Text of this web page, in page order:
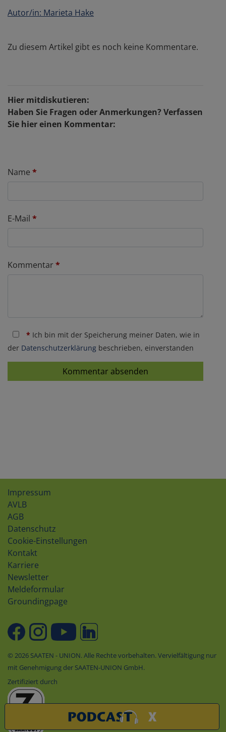
Autor/in: Marieta Hake
Zu diesem Artikel gibt es noch keine Kommentare.
Hier mitdiskutieren:
Haben Sie Fragen oder Anmerkungen? Verfassen
Sie hier einen Kommentar:
Name *
E-Mail *
Kommentar *
* Ich bin mit der Speicherung meiner Daten, wie in
der Datenschutzerklärung beschrieben, einverstanden
Kommentar absenden
Impressum
AVLB
AGB
Datenschutz
Cookie-Einstellungen
Kontakt
Karriere
Newsletter
Meldeformular
Groundingpage
© 2026 SAATEN - UNION. Alle Rechte vorbehalten. Vervielfältigung nur
mit Genehmigung der SAATEN-UNION GmbH.
Zertifiziert durch